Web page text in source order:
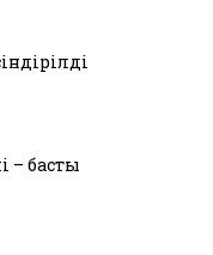
– басты